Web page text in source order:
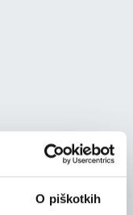
O piškotkih
room; Wifi;